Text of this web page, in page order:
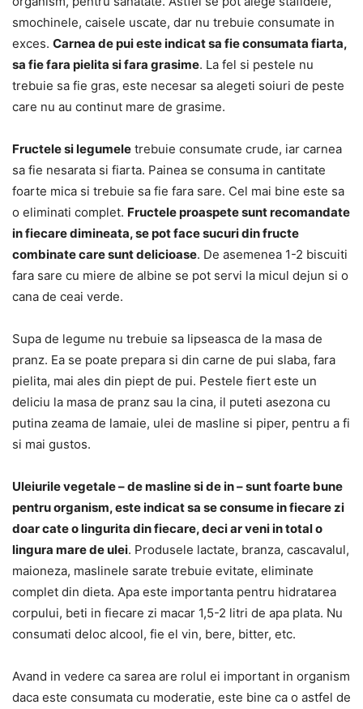
smochinele, caisele uscate, dar nu trebuie consumate in
exces. Carnea de pui este indicat sa fie consumata fiarta,
sa fie fara pielita si fara grasime. La fel si pestele nu
trebuie sa fie gras, este necesar sa alegeti soiuri de peste
care nu au continut mare de grasime.
Fructele si legumele trebuie consumate crude, iar carnea
sa fie nesarata si fiarta. Painea se consuma in cantitate
foarte mica si trebuie sa fie fara sare. Cel mai bine este sa
o eliminati complet. Fructele proaspete sunt recomandate
in fiecare dimineata, se pot face sucuri din fructe
combinate care sunt delicioase. De asemenea 1-2 biscuiti
fara sare cu miere de albine se pot servi la micul dejun si o
cana de ceai verde.
Supa de legume nu trebuie sa lipseasca de la masa de
pranz. Ea se poate prepara si din carne de pui slaba, fara
pielita, mai ales din piept de pui. Pestele fiert este un
deliciu la masa de pranz sau la cina, il puteti asezona cu
putina zeama de lamaie, ulei de masline si piper, pentru a fi
si mai gustos.
Uleiurile vegetale – de masline si de in – sunt foarte bune
pentru organism, este indicat sa se consume in fiecare zi
doar cate o lingurita din fiecare, deci ar veni in total o
lingura mare de ulei. Produsele lactate, branza, cascavalul,
maioneza, maslinele sarate trebuie evitate, eliminate
complet din dieta. Apa este importanta pentru hidratarea
corpului, beti in fiecare zi macar 1,5-2 litri de apa plata. Nu
consumati deloc alcool, fie el vin, bere, bitter, etc.
Avand in vedere ca sarea are rolul ei important in organism
daca este consumata cu moderatie, este bine ca o astfel de